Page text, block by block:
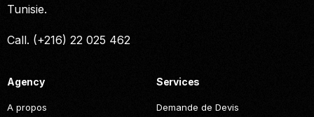
Tunisie.
Call. (+216) 22 025 462
Agency
A propos
Services
Demande de Devis